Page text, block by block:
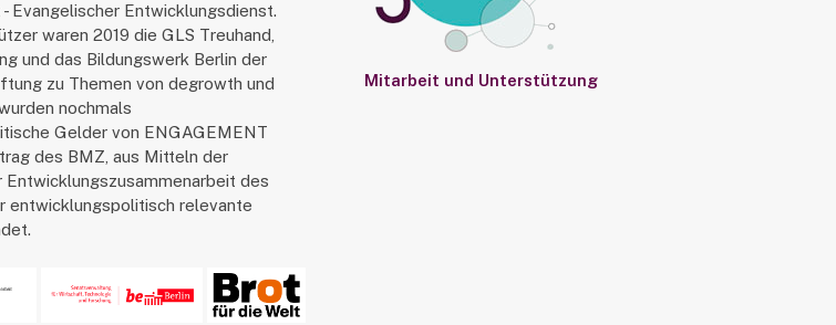
Evangelischer Entwicklungsdienst.
waren 2019 die GLS Treuhand,
und das Bildungswerk Berlin der
zu Themen von degrowth und
nochmals
Gelder von ENGAGEMENT
des BMZ, aus Mitteln der
des
entwicklungspolitisch relevante
Mitarbeit und Unterstützung